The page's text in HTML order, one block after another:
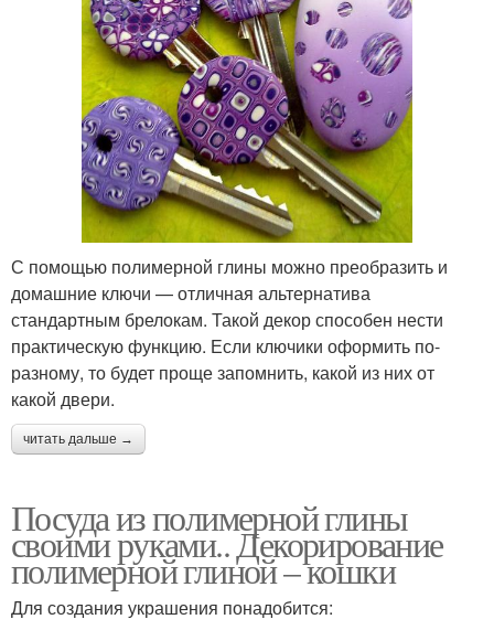
С помощью полимерной глины можно преобразить и
домашние ключи — отличная альтернатива
стандартным брелокам. Такой декор способен нести
практическую функцию. Если ключики оформить по-
разному, то будет проще запомнить, какой из них от
какой двери.
читать дальше →
Посуда из полимерной глины
своими руками.. Декорирование
полимерной глиной – кошки
Для создания украшения понадобится: